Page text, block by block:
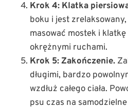
Krok 4: Klatka
boku i jest
masować mostek i
okrężnymi ruchami.
Krok 5: Zakończenie.
długimi, bardzo
wzdłuż całego ciała.
psu czas na